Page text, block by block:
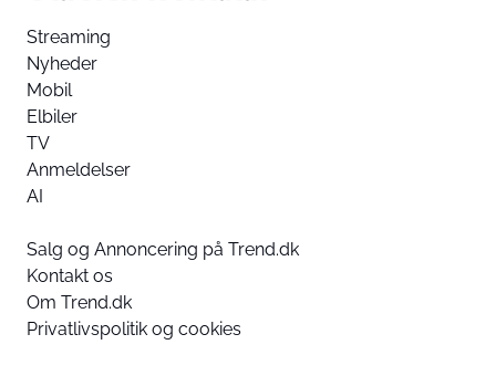
Streaming
Nyheder
Mobil
Elbiler
TV
Anmeldelser
AI
Salg og Annoncering på Trend.dk
Kontakt os
Om Trend.dk
Privatlivspolitik og cookies